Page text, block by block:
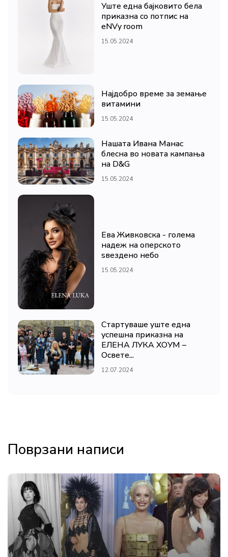
Уште една бајковито бела
приказна со потпис на
eNVy room
15.05.2024
Најдобро време за земање
витамини
15.05.2024
Нашата Ивана Манас
блесна во новата кампања
на D&G
15.05.2024
Ева Живковска - голема
надеж на оперското
ѕвездено небо
15.05.2024
Стартуваше уште една
успешна приказна на
ЕЛЕНА ЛУКА ХОУМ –
Освете...
12.07.2024
Поврзани написи